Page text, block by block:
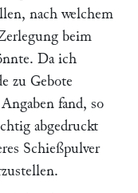
nach welchem
beim
Da ich
zu Gebote
fand, so
abgedruckt
Schießpulver